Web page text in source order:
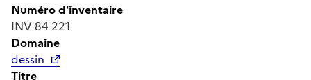
Numéro d'inventaire
INV 84 221
Domaine
dessin
Titre